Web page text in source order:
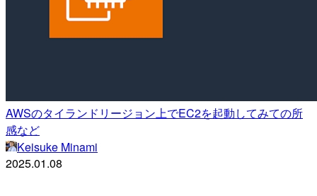
AWSのタイランドリージョン上でEC2を起動してみての所
感など
Keisuke Minami
2025.01.08